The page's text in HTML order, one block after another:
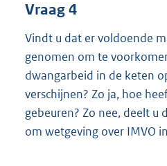
Vraag 4
Vindt u dat er voldoende
genomen om te
dwangarbeid in de keten
verschijnen? Zo ja, hoe
gebeuren? Zo nee, deelt u
om wetgeving over IMVO